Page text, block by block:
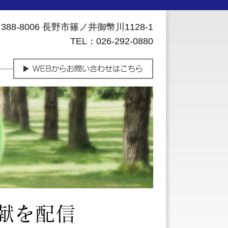
8006 長野市篠ノ井御幣川1128-1
TEL：026-292-0880